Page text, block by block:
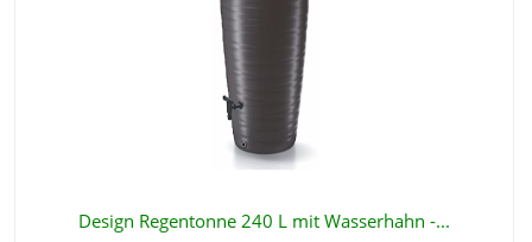
Design Regentonne 240 L mit Wasserhahn -...